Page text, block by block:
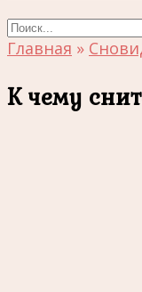
Search
for:
Главная »
К чему